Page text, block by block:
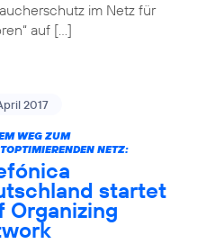
im Netz für
auf […]
2017
WEG ZUM
NETZ:
startet
Organizing